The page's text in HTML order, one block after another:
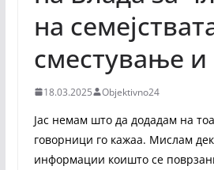
на
сместување и
18.03.2025 Objektivno24
Јас немам што да додадам на
говорници го кажаа. Мислам
информации коишто се